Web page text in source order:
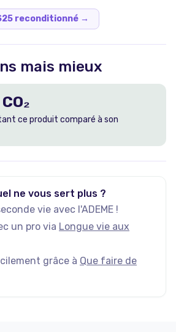
reconditionné →
mais mieux
ce produit comparé à son
ne vous sert plus ?
vie avec l'ADEME !
un pro via Longue vie aux
grâce à Que faire de